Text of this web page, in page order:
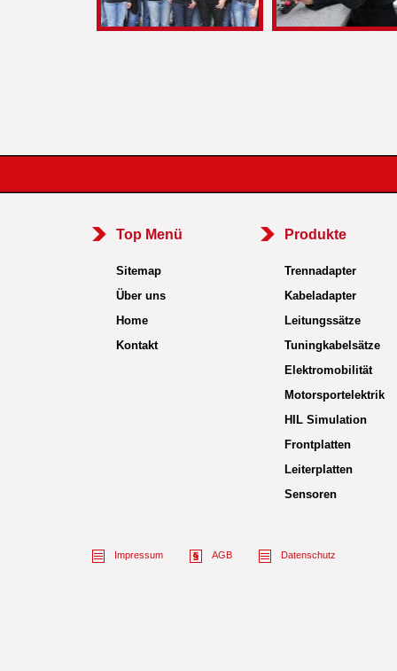
Top Menü
Sitemap
Über uns
Home
Kontakt
Produkte
Trennadapter
Kabeladapter
Leitungssätze
Tuningkabelsätze
Elektromobilität
Motorsportelektrik
HIL Simulation
Frontplatten
Leiterplatten
Sensoren
Impressum AGB Datenschutz